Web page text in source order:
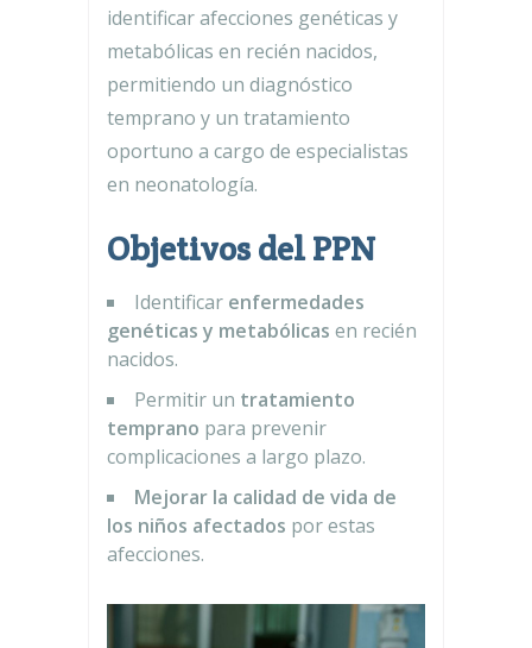
identificar afecciones genéticas y
metabólicas en recién nacidos,
permitiendo un diagnóstico
temprano y un tratamiento
oportuno a cargo de especialistas
en neonatología.
Objetivos del PPN
Identificar enfermedades
genéticas y metabólicas en recién
nacidos.
Permitir un tratamiento
temprano para prevenir
complicaciones a largo plazo.
Mejorar la calidad de vida de
los niños afectados por estas
afecciones.